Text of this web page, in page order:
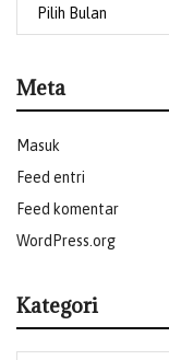
Meta
Masuk
Feed entri
Feed komentar
WordPress.org
Kategori